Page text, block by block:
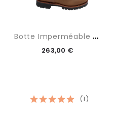
B
Otte Imperméable Beige
263,00 €
(1)